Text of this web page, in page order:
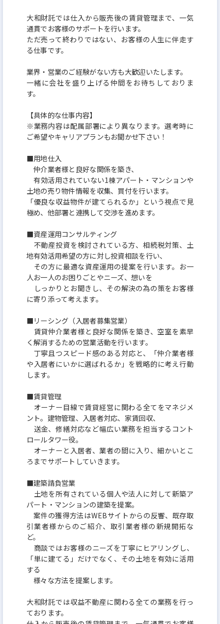
実現しています！
大和財託では仕入から販売後の賃貸管理まで、一気
通貫でお客様のサポートを行います。
ただ売って終わりではない、お客様の人生に伴走す
る仕事です。
業界・営業のご経験がない方も大歓迎いたします。
一緒に会社を盛り上げる仲間をお待ちしておりま
す。
【具体的な仕事内容】
※業務内容は配属部署により異なります。選考時に
ご希望やキャリアプランもお聞かせ下さい！
■用地仕入
仲介業者様と良好な関係を築き、
有効活用されていない1棟アパート・マンションや
土地の売り物件情報を収集、買付を行います。
「優良な収益物件が建てられるか」という視点で見
極め、他部署と連携して交渉を進めます。
■資産運用コンサルティング
不動産投資を検討されている方、相続税対策、土
地有効活用希望の方に対し投資相談を行い、
その方に最適な資産運用の提案を行います。お一
人お一人のお困りごとやニーズ、想いを
しっかりとお聞きし、その解決の為の策をお客様
に寄り添って考えます。
■リーシング（入居者募集営業）
賃貸仲介業者様と良好な関係を築き、空室を素早
く解消するための営業活動を行います。
丁寧且つスピード感のある対応と、「仲介業者様
や入居者にいかに選ばれるか」を戦略的に考え行動
します。
■賃貸管理
オーナー目線で賃貸経営に関わる全てをマネジメ
ント。建物管理、入居者対応、家賃回収、
送金、修繕対応など幅広い業務を担当するコント
ロールタワー役。
オーナーと入居者、業者の間に入り、細かいとこ
ろまでサポートしていきます。
■建築請負営業
土地を所有されている個人や法人に対して新築ア
パート・マンションの建築を提案。
案件の獲得方法はWEBサイトからの反響、既存取
引業者様からのご紹介、取引業者様の新規開拓な
ど。
商談ではお客様のニーズを丁寧にヒアリングし、
「単に建てる」だけでなく、その土地を有効に活用
する
様々な方法を提案します。
大和財託では収益不動産に関わる全ての業務を行っ
ております。